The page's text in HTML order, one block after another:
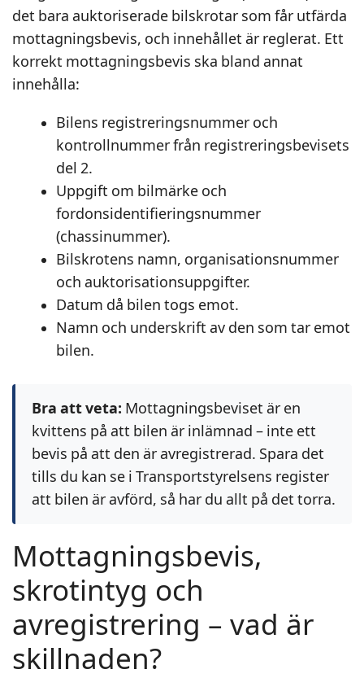
det bara auktoriserade bilskrotar som får utfärda
mottagningsbevis, och innehållet är reglerat. Ett
korrekt mottagningsbevis ska bland annat
innehålla:
Bilens registreringsnummer och
kontrollnummer från registreringsbevisets
del 2.
Uppgift om bilmärke och
fordonsidentifieringsnummer
(chassinummer).
Bilskrotens namn, organisationsnummer
och auktorisationsuppgifter.
Datum då bilen togs emot.
Namn och underskrift av den som tar emot
bilen.
Bra att veta: Mottagningsbeviset är en
kvittens på att bilen är inlämnad – inte ett
bevis på att den är avregistrerad. Spara det
tills du kan se i Transportstyrelsens register
att bilen är avförd, så har du allt på det torra.
Mottagningsbevis,
skrotintyg och
avregistrering – vad är
skillnaden?